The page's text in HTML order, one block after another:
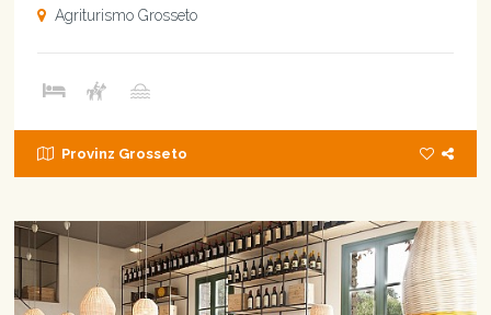
Agriturismo Grosseto
Provinz Grosseto